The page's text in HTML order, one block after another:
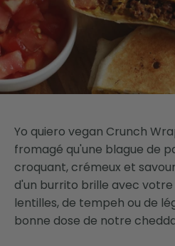
Yo quiero vegan Crunch
fromagé qu'une blague de
croquant, crémeux et
d'un burrito brille avec
lentilles, de tempeh ou de
bonne dose de notre